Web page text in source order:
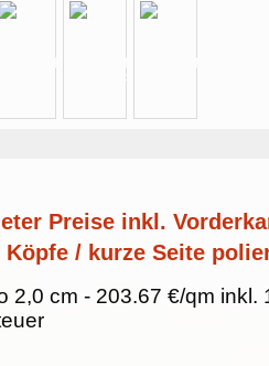
Preise inkl.
Köpfe / kurze Seite
2,0 cm - 203.67 €/qm inkl.